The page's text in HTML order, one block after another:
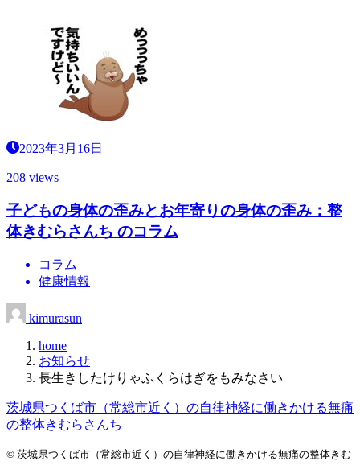
2023年3月16日
208 views
子どもの身体の歪みとお年寄りの身体の歪み：整
体きむらさんち のコラム
コラム
健康情報
kimurasun
home
お知らせ
長生きしたけりゃふくらはぎをもみなさい
茨城県つくば市（常総市近く）の自律神経に働きかける無痛
の整体きむらさんち
© 茨城県つくば市（常総市近く）の自律神経に働きかける無痛の整体きむ